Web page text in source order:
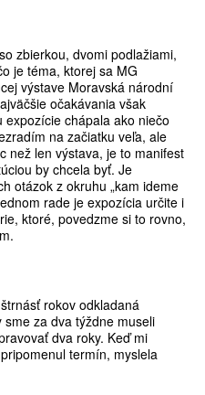
zbierkou, dvomi podlažiami,
je téma, ktorej sa MG
výstave Moravská národní
očakávania však
chápala ako niečo
na začiatku veľa, ale
než len výstava, je to manifest
by chcela byť. Je
otázok z okruhu „kam ideme
rade je expozícia určite i
ktoré, povedzme si to rovno,
rokov odkladaná
za dva týždne museli
dva roky. Keď mi
termín, myslela